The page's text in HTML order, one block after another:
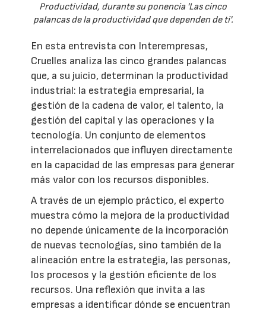
Productividad, durante su ponencia 'Las cinco
palancas de la productividad que dependen de ti'.
En esta entrevista con Interempresas,
Cruelles analiza las cinco grandes palancas
que, a su juicio, determinan la productividad
industrial: la estrategia empresarial, la
gestión de la cadena de valor, el talento, la
gestión del capital y las operaciones y la
tecnología. Un conjunto de elementos
interrelacionados que influyen directamente
en la capacidad de las empresas para generar
más valor con los recursos disponibles.
A través de un ejemplo práctico, el experto
muestra cómo la mejora de la productividad
no depende únicamente de la incorporación
de nuevas tecnologías, sino también de la
alineación entre la estrategia, las personas,
los procesos y la gestión eficiente de los
recursos. Una reflexión que invita a las
empresas a identificar dónde se encuentran